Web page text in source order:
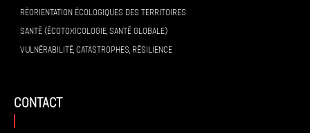
RÉORIENTATION ÉCOLOGIQUES DES TERRITOIRES
SANTÉ (ÉCOTOXICOLOGIE, SANTÉ GLOBALE)
VULNÉRABILITÉ, CATASTROPHES, RÉSILIENCE
contact